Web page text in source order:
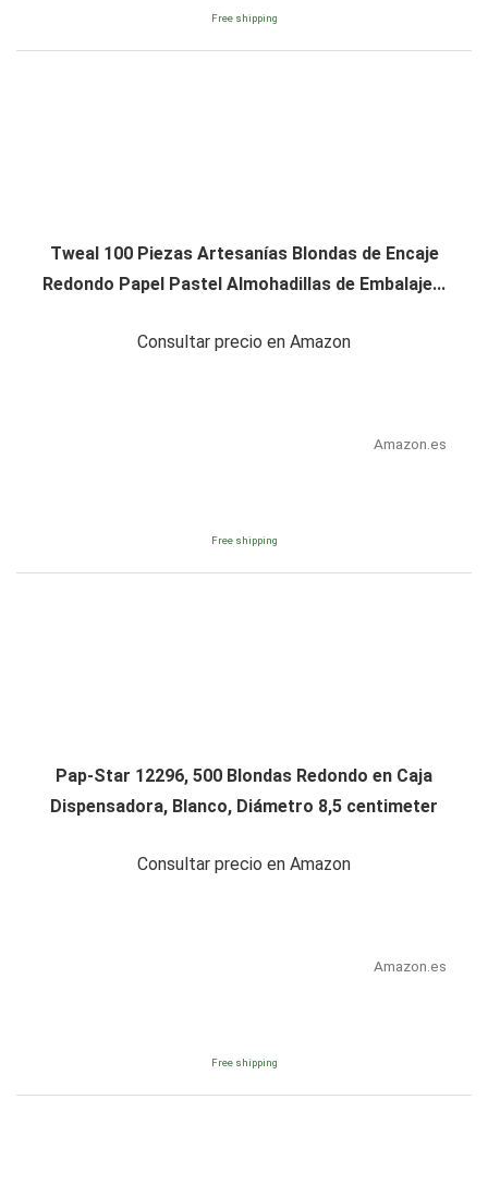
Free shipping
Tweal 100 Piezas Artesanías Blondas de Encaje
Redondo Papel Pastel Almohadillas de Embalaje...
Consultar precio en Amazon
Amazon.es
Free shipping
Pap-Star 12296, 500 Blondas Redondo en Caja
Dispensadora, Blanco, Diámetro 8,5 centimeter
Consultar precio en Amazon
Amazon.es
Free shipping